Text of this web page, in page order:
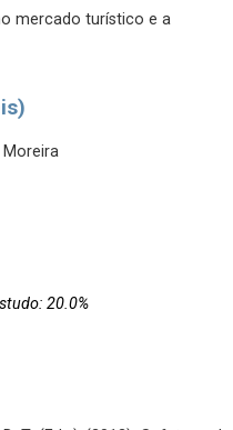
mercado turístico e a
Moreira
20.0%